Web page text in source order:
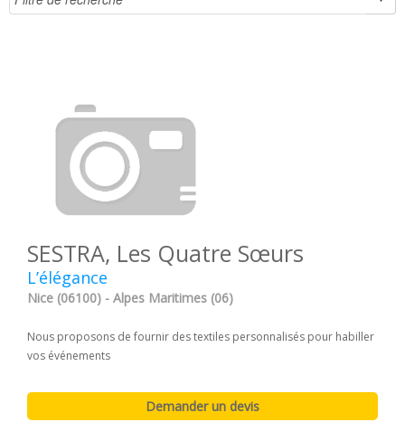
SESTRA, Les Quatre Sœurs
L’élégance
Nice (06100) - Alpes Maritimes (06)
Nous proposons de fournir des textiles personnalisés pour habiller
vos événements